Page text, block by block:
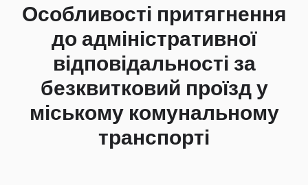
Особливості притягнення
до адміністративної
відповідальності за
безквитковий проїзд у
міському комунальному
транспорті